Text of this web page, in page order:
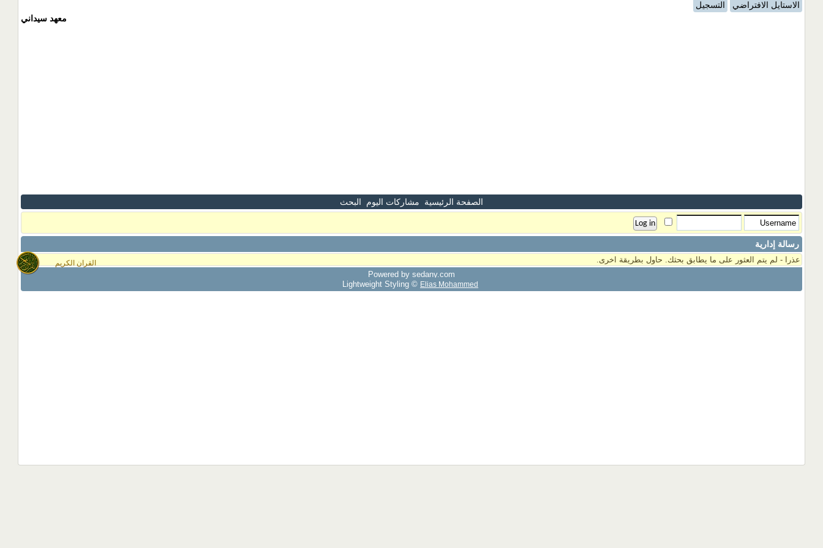
القران الكريم
الاستايل الافتراضي
التسجيل
معهد سيداني
الصفحة الرئيسية مشاركات اليوم البحث
رسالة إدارية
عذرا - لم يتم العثور على ما يطابق بحثك. حاول بطريقة اخرى.
Powered by sedany.com
Lightweight Styling © Elias Mohammed